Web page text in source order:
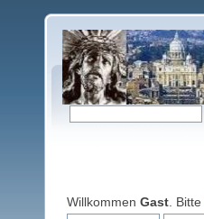
Willkommen Gast . Bitte